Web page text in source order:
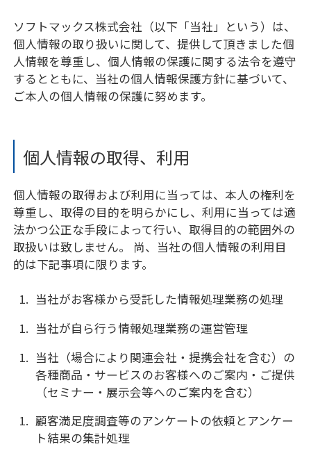
ソフトマックス株式会社（以下「当社」という）は、
個人情報の取り扱いに関して、提供して頂きました個
人情報を尊重し、個人情報の保護に関する法令を遵守
するとともに、当社の個人情報保護方針に基づいて、
ご本人の個人情報の保護に努めます。
個人情報の取得、利用
個人情報の取得および利用に当っては、本人の権利を
尊重し、取得の目的を明らかにし、利用に当っては適
法かつ公正な手段によって行い、取得目的の範囲外の
取扱いは致しません。 尚、当社の個人情報の利用目
的は下記事項に限ります。
当社がお客様から受託した情報処理業務の処理
当社が自ら行う情報処理業務の運営管理
当社（場合により関連会社・提携会社を含む）の
各種商品・サービスのお客様へのご案内・ご提供
（セミナー・展示会等へのご案内を含む）
顧客満足度調査等のアンケートの依頼とアンケー
ト結果の集計処理